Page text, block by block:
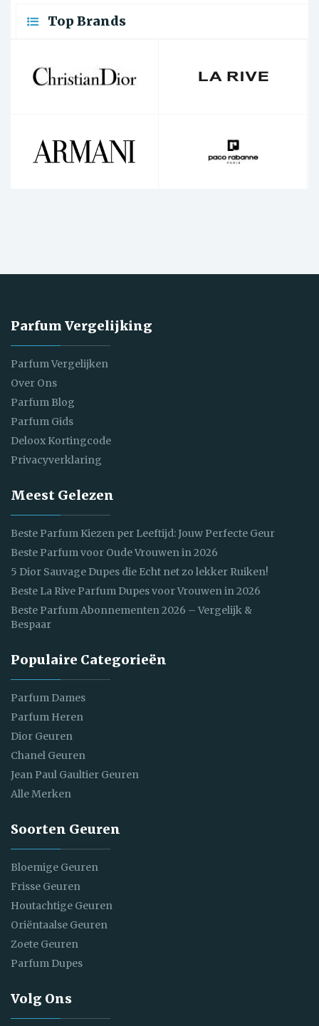
Top Brands
Parfum Vergelijking
Parfum Vergelijken
Over Ons
Parfum Blog
Parfum Gids
Deloox Kortingcode
Privacyverklaring
Meest Gelezen
Beste Parfum Kiezen per Leeftijd: Jouw Perfecte Geur
Beste Parfum voor Oude Vrouwen in 2026
5 Dior Sauvage Dupes die Echt net zo lekker Ruiken!
Beste La Rive Parfum Dupes voor Vrouwen in 2026
Beste Parfum Abonnementen 2026 – Vergelijk &
Bespaar
Populaire Categorieën
Parfum Dames
Parfum Heren
Dior Geuren
Chanel Geuren
Jean Paul Gaultier Geuren
Alle Merken
Soorten Geuren
Bloemige Geuren
Frisse Geuren
Houtachtige Geuren
Oriëntaalse Geuren
Zoete Geuren
Parfum Dupes
Volg Ons